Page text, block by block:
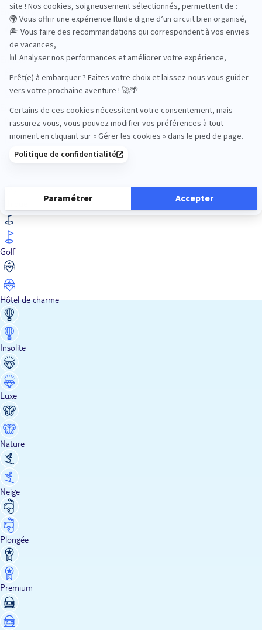
En famille
En solo
En train
Entre amis
Golf
Hôtel de charme
Insolite
Luxe
Nature
Neige
Plongée
Premium